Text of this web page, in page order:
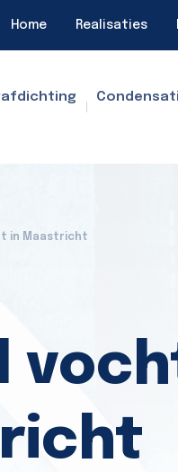
Home Realisaties
in Maastricht